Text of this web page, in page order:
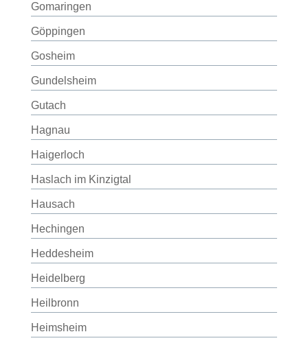
Gomaringen
Göppingen
Gosheim
Gundelsheim
Gutach
Hagnau
Haigerloch
Haslach im Kinzigtal
Hausach
Hechingen
Heddesheim
Heidelberg
Heilbronn
Heimsheim